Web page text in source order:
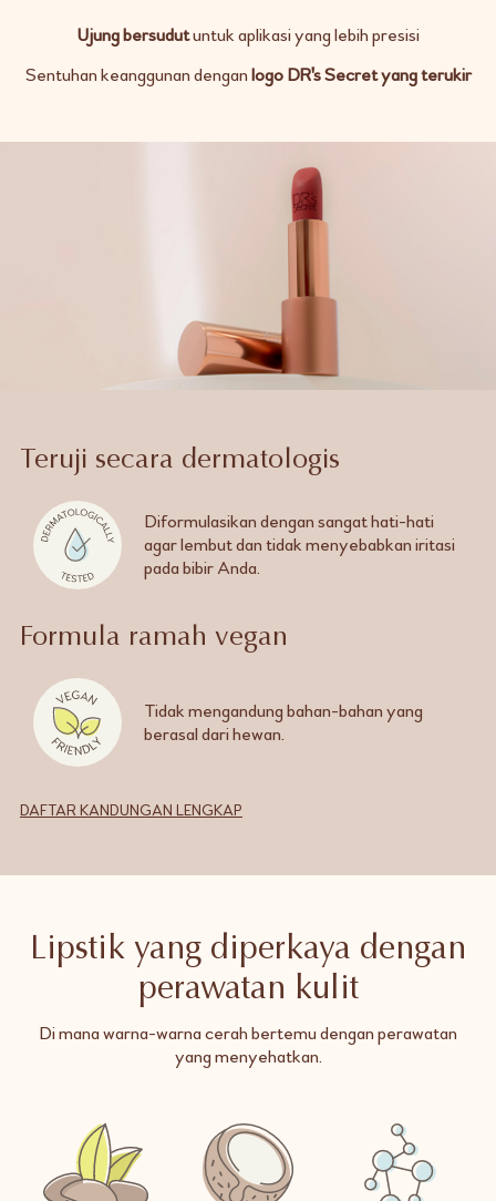
Ujung bersudutuntuk aplikasi yang lebih presisi
Sentuhan keanggunan denganlogo DR's Secret yang terukir
Teruji secara dermatologis
Diformulasikan dengan sangat hati-hati
agar lembut dan tidak menyebabkan iritasi
pada bibir Anda.
Formula ramah vegan
Tidak mengandung bahan-bahan yang
berasal dari hewan.
DAFTAR KANDUNGAN LENGKAP
Lipstik yang diperkaya dengan
perawatan kulit
Di mana warna-warna cerah bertemu dengan perawatan
yang menyehatkan.